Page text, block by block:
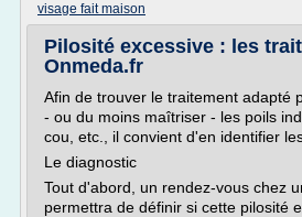
visage fait maison
Pilosité excessive : les
Onmeda.fr
Afin de trouver le traitement adapté
- ou du moins maîtriser - les poils
cou, etc., il convient d'en identifier
Le diagnostic
Tout d'abord, un rendez-vous chez
permettra de définir si cette pilosité